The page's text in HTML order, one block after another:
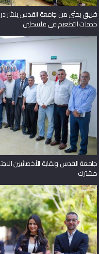
فريق بحثي من جامعة القدس ينشر
خدمات التطعيم في فلسطين
جامعة القدس ونقابة الأخصائيين
مشترك